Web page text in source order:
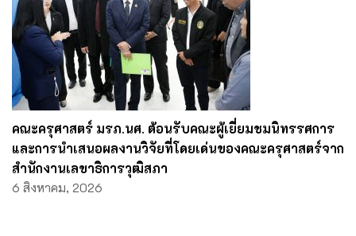
คณะครุศาสตร์ มรภ.นศ. ต้อนรับคณะผู้เยี่ยมชมนิทรรศการ
และการนำเสนอผลงานวิจัยที่โดยเด่นของคณะครุศาสตร์จาก
สำนักงานเลขาธิการวุฒิสภา
6 สิงหาคม, 2026